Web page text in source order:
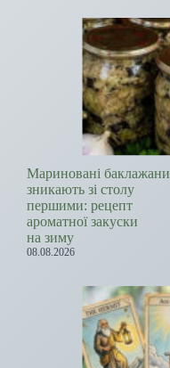
Мариновані баклажани
зникають зі столу
першими: рецепт
ароматної закуски
на зиму
08.08.2026